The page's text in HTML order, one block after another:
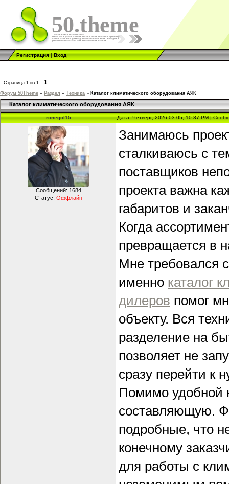
50.theme
Регистрация|Вход
Страница 1 из 1 1
Форум 50Theme » Раздел » Техника » Каталог климатического оборудования АЯК
Каталог климатического оборудования АЯК
ronegol15 Дата: Четверг, 2026-03-05, 10:37 PM |
Сообщений: 1684
Статус: Оффлайн
Занимаюсь
сталкиваюсь с
поставщиков
проекта важна
габаритов и
Когда
превращается в
Мне требовался
именно каталог
дилеров помог
объекту. Вся
разделение на
позволяет не
сразу перейти к
Помимо удобной
составляющую.
подробные, что
конечному
для работы с